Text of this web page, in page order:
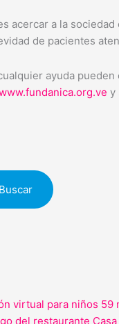
acercar a la
de pacientes
ayuda
y
Buscar
virtual para niños 59
del restaurante